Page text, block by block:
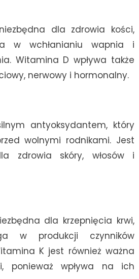
dla zdrowia kości,
w wchłanianiu wapnia i
Witamina D wpływa także
nerwowy i hormonalny.
antyoksydantem, który
wolnymi rodnikami. Jest
zdrowia skóry, włosów i
dla krzepnięcia krwi,
w produkcji czynników
K jest również ważna
ponieważ wpływa na ich